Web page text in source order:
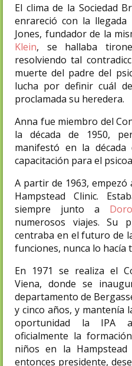
El clima de la Sociedad
enrareció con la llegada
Jones, fundador de la
Klein, se hallaba
resolviendo tal
muerte del padre del
lucha por definir cuál
proclamada su heredera.
Anna fue miembro del
la década de 1950,
manifestó en la
capacitación para el
A partir de 1963, empezó
Hampstead Clinic.
siempre junto a
numerosos viajes. Su
centraba en el futuro de
funciones, nunca lo hacía
En 1971 se realiza el
Viena, donde se
departamento de
y cinco años, y mantenía
oportunidad la IPA
oficialmente la
niños en la Hampstead
entonces presidente,